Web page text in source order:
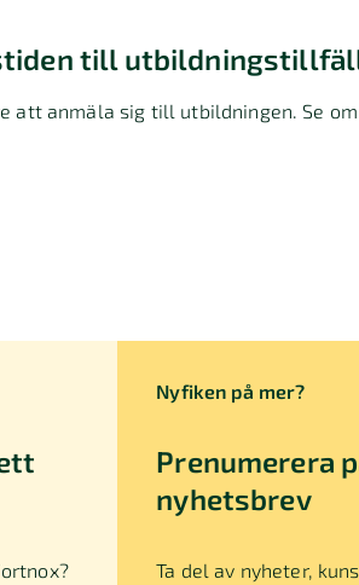
till
att anmäla sig till utbildningen. Se
Nyfiken på mer?
Prenumerera
nyhetsbrev
Ta del av nyheter,